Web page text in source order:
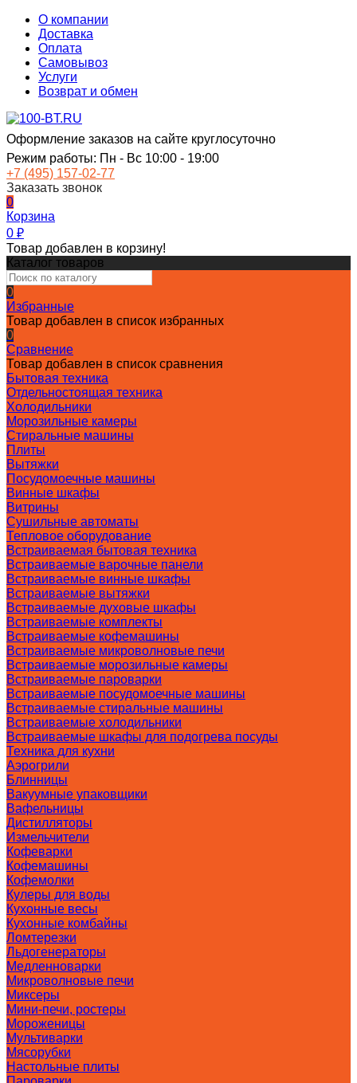
О компании
Доставка
Оплата
Самовывоз
Услуги
Возврат и обмен
Оформление заказов на сайте круглосуточно
Режим работы: Пн - Вс 10:00 - 19:00
+7 (495) 157-02-77
Заказать звонок
0
Корзина
0 ₽
Товар добавлен в корзину!
Каталог товаров
0
Избранные
Товар добавлен в список избранных
0
Сравнение
Товар добавлен в список сравнения
Бытовая техника
Отдельностоящая техника
Холодильники
Морозильные камеры
Стиральные машины
Плиты
Вытяжки
Посудомоечные машины
Винные шкафы
Витрины
Сушильные автоматы
Тепловое оборудование
Встраиваемая бытовая техника
Встраиваемые варочные панели
Встраиваемые винные шкафы
Встраиваемые вытяжки
Встраиваемые духовые шкафы
Встраиваемые комплекты
Встраиваемые кофемашины
Встраиваемые микроволновые печи
Встраиваемые морозильные камеры
Встраиваемые пароварки
Встраиваемые посудомоечные машины
Встраиваемые стиральные машины
Встраиваемые холодильники
Встраиваемые шкафы для подогрева посуды
Техника для кухни
Аэрогрили
Блинницы
Вакуумные упаковщики
Вафельницы
Дистилляторы
Измельчители
Кофеварки
Кофемашины
Кофемолки
Кулеры для воды
Кухонные весы
Кухонные комбайны
Ломтерезки
Льдогенераторы
Медленноварки
Микроволновые печи
Миксеры
Мини-печи, ростеры
Мороженицы
Мультиварки
Мясорубки
Настольные плиты